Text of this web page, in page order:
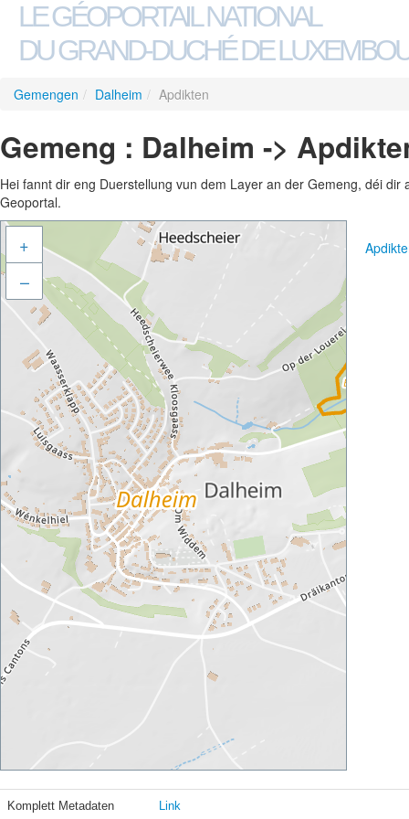
LE GÉOPORTAIL NATIONAL
DU GRAND-DUCHÉ DE
Gemengen / Dalheim / Apdikten
Gemeng : Dalheim ->
Hei fannt dir eng Duerstellung vun dem Layer an der Gemeng, déi
Geoportal.
+
–
Komplett Metadaten Link